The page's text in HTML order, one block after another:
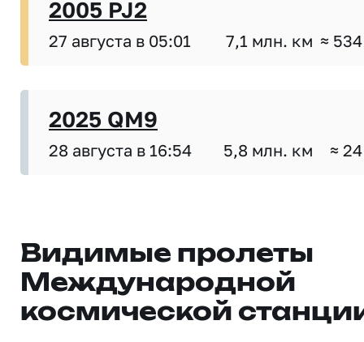
2005 PJ2
27 августа в 05:01 7,1 млн. км ≈
2025 QM9
28 августа в 16:54 5,8 млн. км ≈
Видимые пролеты
Международной
космической